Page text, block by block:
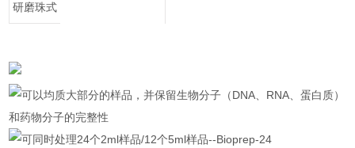
研磨珠式
可以均质大部分的样品，并保留生物分子（DNA、RNA、蛋白质）
和药物分子的完整性
可同时处理24个2ml样品/12个5ml样品--Bioprep-24